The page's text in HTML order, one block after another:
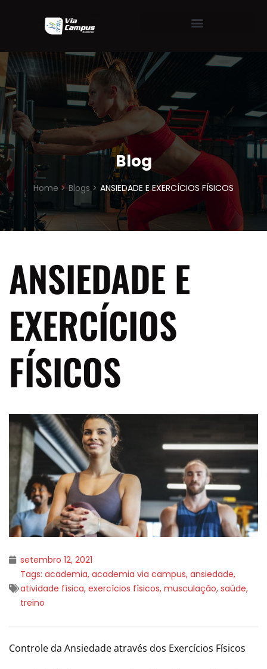
Blog
Home > Blogs > ANSIEDADE E EXERCÍCIOS FÍSICOS
ANSIEDADE E
EXERCÍCIOS
FÍSICOS
setembro 12, 2021
Tags: academia, academia via campus, ansiedade,
atividade física, exercícios físicos, musculação, saúde,
treino
Controle da Ansiedade através dos Exercícios Físicos